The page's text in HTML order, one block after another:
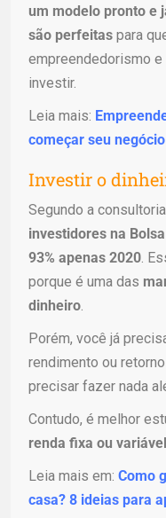
um modelo pronto e
são perfeitas para
empreendedorismo e
investir.
Leia mais:
começar seu negócio
Investir o
Segundo a
investidores na
93% apenas 2020 .
porque é uma das
dinheiro
Porém, você já
rendimento ou
precisar fazer nada
Contudo, é melhor
renda fixa ou variável
Leia mais em: Como
casa? 8 ideias para